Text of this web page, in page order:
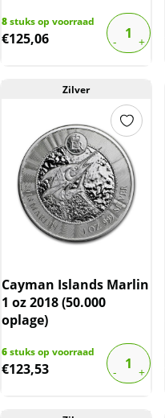
8stuks op voorraad
€125,06
Zilver
Cayman Islands Marlin
1 oz 2018 (50.000
oplage)
6stuks op voorraad
€123,53